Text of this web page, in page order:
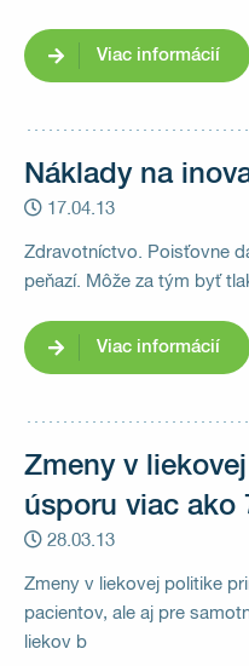
Viac informácií
Náklady na
17.04.13
Zdravotníctvo. Poisťovne
peňazí. Môže za tým byť
Viac informácií
Zmeny v
úsporu viac ako
28.03.13
Zmeny v liekovej politike
pacientov, ale aj pre
liekov b